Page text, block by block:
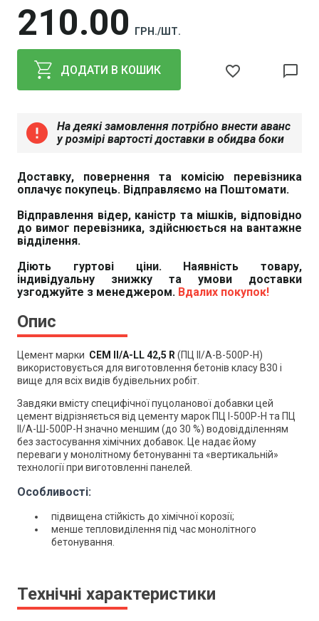
210 00 ГРН./ШТ.
ДОДАТИ В КОШИК favorite_border chat_bubble_outline
error
На деякі замовлення потрібно внести аванс
у розмірі вартості доставки в обидва боки
Доставку, повернення та комісію перевізника
оплачує покупець. Відправляємо на Поштомати.
Відправлення відер, каністр та мішків, відповідно
до вимог перевізника, здійснюється на вантажне
відділення.
Діють гуртові ціни. Наявність товару,
індивідуальну знижку та умови доставки
узгоджуйте з менеджером. Вдалих покупок!
Опис
Цемент марки CEM II/A-LL 42,5 R (ПЦ ІІ/А-В-500Р-Н)
використовується для виготовлення бетонів класу В30 і
вище для всіх видів будівельних робіт.
Завдяки вмісту специфічної пуцоланової добавки цей
цемент відрізняється від цементу марок ПЦ І-500Р-Н та ПЦ
ІІ/А-Ш-500Р-Н значно меншим (до 30 %) водовідділенням
без застосування хімічних добавок. Це надає йому
переваги умонолітному бетонуванні та «вертикальній»
технології при виготовленні панелей.
Особливості:
підвищена стійкість до хімічної корозії;
менше тепловиділення під час монолітного
бетонування.
Технічні характеристики